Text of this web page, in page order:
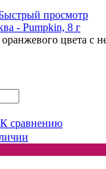
просмотр
- Pumpkin, 8 г
цвета с
К сравнению